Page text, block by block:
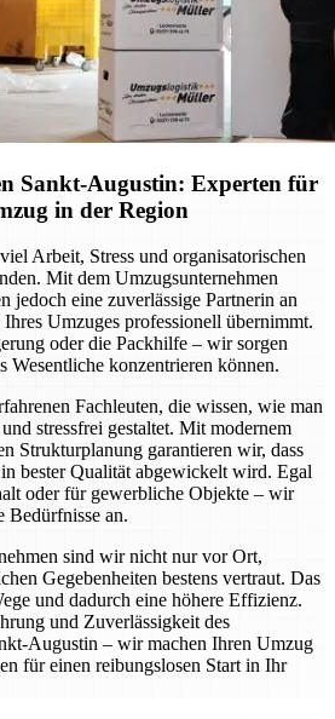
Sankt-Augustin: Experten für
in der Region
Arbeit, Stress und organisatorischen
Mit dem Umzugsunternehmen
jedoch eine zuverlässige Partnerin an
Umzuges professionell übernimmt.
oder die Packhilfe – wir sorgen
Wesentliche konzentrieren können.
Fachleuten, die wissen, wie man
stressfrei gestaltet. Mit modernem
Strukturplanung garantieren wir, dass
bester Qualität abgewickelt wird. Egal
oder für gewerbliche Objekte – wir
Bedürfnisse an.
sind wir nicht nur vor Ort,
Gegebenheiten bestens vertraut. Das
und dadurch eine höhere Effizienz.
und Zuverlässigkeit des
Augustin – wir machen Ihren Umzug
für einen reibungslosen Start in Ihr